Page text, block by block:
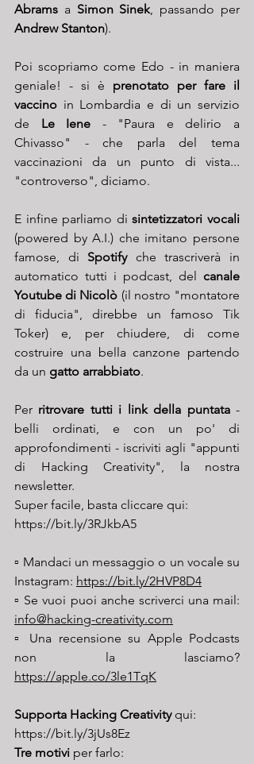
Abrams a Simon Sinek
Andrew Stanton).
Poi scopriamo come Edo - in maniera
geniale! - si è prenotato per fare il
vaccino in Lombardia e di un servizio
de Le Iene - "Paura e delirio a
Chivasso" - che parla del tema
vaccinazioni da un punto di vista...
"controverso", diciamo.
E infine parliamo di sintetizzatori vocali
(powered by A.I.) che imitano persone
famose, di Spotify che trascriverà in
automatico tutti i podcast, del canale
Youtube di Nicolò (il nostro "montatore
di fiducia", direbbe un famoso Tik
Toker) e, per chiudere, di come
costruire una bella canzone partendo
da un gatto arrabbiato.
Per ritrovare tutti i link della puntata -
belli ordinati, e con un po' di
approfondimenti - iscriviti agli "appunti
di Hacking Creativity", la nostra
newsletter.
Super facile, basta cliccare qui:
https://bit.ly/3RJkbA5
▫️ Mandaci un messaggio o un vocale su
Instagram: https://bit.ly/2HVP8D4
info@hacking-creativity.com
▫️ Una recensione su Apple Podcasts
https://apple.co/3le1TqK
Supporta Hacking Creativity qui:
https://bit.ly/3jUs8Ez
Tre motivi per farlo: